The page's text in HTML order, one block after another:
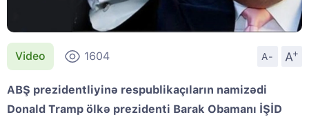
Video 1604 A- A
+
ABŞ prezidentliyinə respublikaçıların namizədi
Donald Tramp ölkə prezidenti Barak Obamanı İŞİD